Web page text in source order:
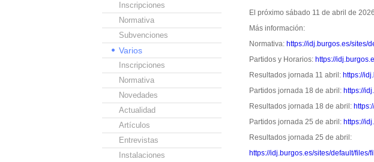
Inscripciones
Normativa
Subvenciones
Varios
Inscripciones
Normativa
Novedades
Actualidad
Artículos
Entrevistas
Instalaciones
El próximo sábado 11 de abril de
Más información:
Normativa: https://idj.burgos.es/sites/
Partidos y Horarios: https://
Resultados jornada 11 abril: https://
Partidos jornada 18 de abril: https://
Resultados jornada 18 de abril:
Partidos jornada 25 de abril: https://
Resultados jornada 25 de abril:
https://idj.burgos.es/sites/default/